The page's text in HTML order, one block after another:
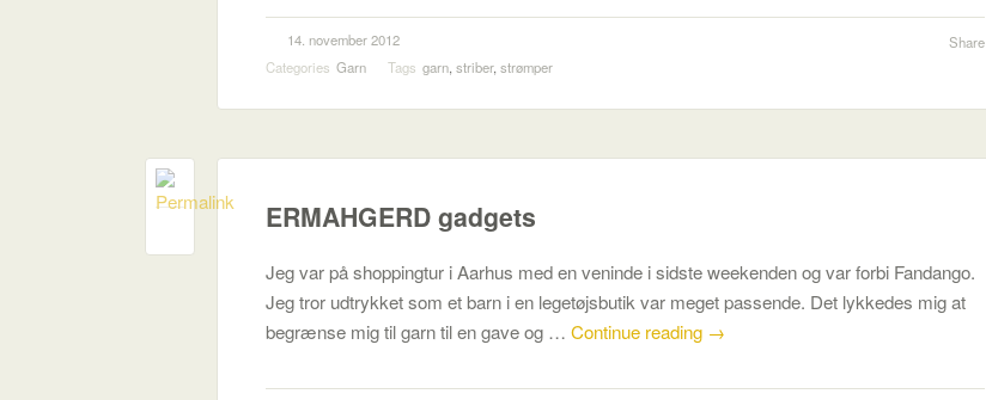
Share
14. november 2012
Categories Garn Tags garn, striber, strømper
ERMAHGERD gadgets
Jeg var på shoppingtur i Aarhus med en veninde i sidste weekenden og var forbi Fandango.
Jeg tror udtrykket som et barn i en legetøjsbutik var meget passende. Det lykkedes mig at
begrænse mig til garn til en gave og … Continue reading →